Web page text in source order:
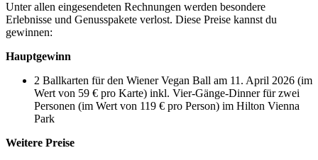
Unter allen eingesendeten Rechnungen werden besondere
Erlebnisse und Genusspakete verlost. Diese Preise kannst du
gewinnen:
Hauptgewinn
2 Ballkarten für den Wiener Vegan Ball am 11. April 2026 (im
Wert von 59 € pro Karte) inkl. Vier-Gänge-Dinner für zwei
Personen (im Wert von 119 € pro Person) im Hilton Vienna
Park
Weitere Preise